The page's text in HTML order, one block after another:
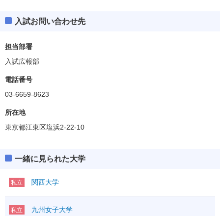
入試お問い合わせ先
担当部署
入試広報部
電話番号
03-6659-8623
所在地
東京都江東区塩浜2-22-10
一緒に見られた大学
私立 関西大学
私立 九州女子大学